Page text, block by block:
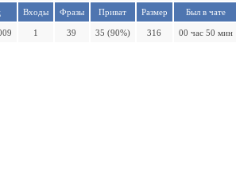
Входы Фразы Приват Размер Был в чате
1 39 35 (90%) 316 00 час 50 мин